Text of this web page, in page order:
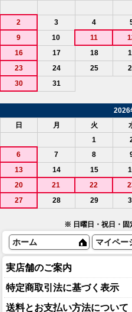
2
3 4
9
10 11
16
17 18
23
24 25
30
31
2026
日
月 火
1
6
7 8
13
14 15
20
21 22
27
28 29
※ 日曜日・祝日・固
ホーム マイペー
実店舗のご案内
特定商取引法に基づく表示
送料とお支払い方法について